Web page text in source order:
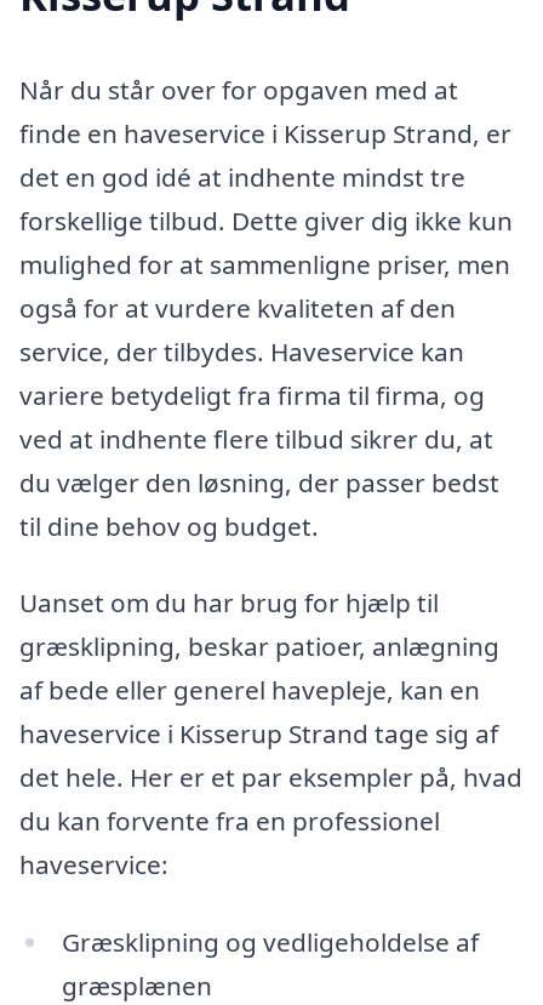
Når du står over for opgaven med at
finde en haveservice i Kisserup Strand, er
det en god idé at indhente mindst tre
forskellige tilbud. Dette giver dig ikke kun
mulighed for at sammenligne priser, men
også for at vurdere kvaliteten af den
service, der tilbydes. Haveservice kan
variere betydeligt fra firma til firma, og
ved at indhente flere tilbud sikrer du, at
du vælger den løsning, der passer bedst
til dine behov og budget.
Uanset om du har brug for hjælp til
græsklipning, beskar patioer, anlægning
af bede eller generel havepleje, kan en
haveservice i Kisserup Strand tage sig af
det hele. Her er et par eksempler på, hvad
du kan forvente fra en professionel
haveservice:
Græsklipning og vedligeholdelse af
græsplænen